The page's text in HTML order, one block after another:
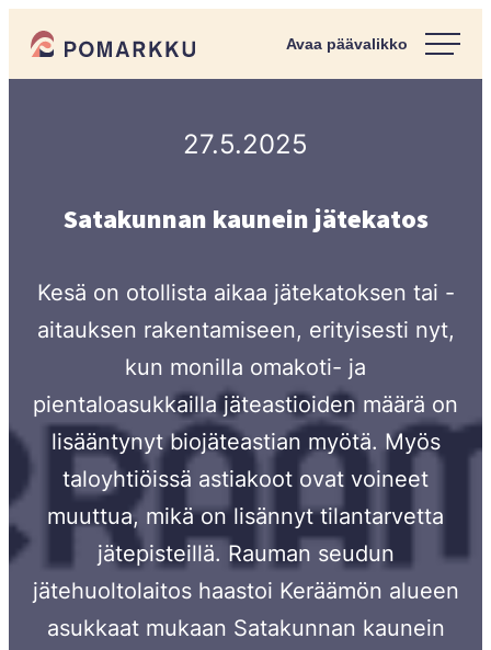
Siirry
suoraan
Pomarkun kunta
27.5.2025
Satakunnan kaunein jätekatos
Kesä on otollista aikaa jätekatoksen tai -
aitauksen rakentamiseen, erityisesti nyt,
kun monilla omakoti- ja
pientaloasukkailla jäteastioiden määrä on
lisääntynyt biojäteastian myötä. Myös
taloyhtiöissä astiakoot ovat voineet
muuttua, mikä on lisännyt tilantarvetta
jätepisteillä. Rauman seudun
jätehuoltolaitos haastoi Keräämön alueen
asukkaat mukaan Satakunnan kaunein